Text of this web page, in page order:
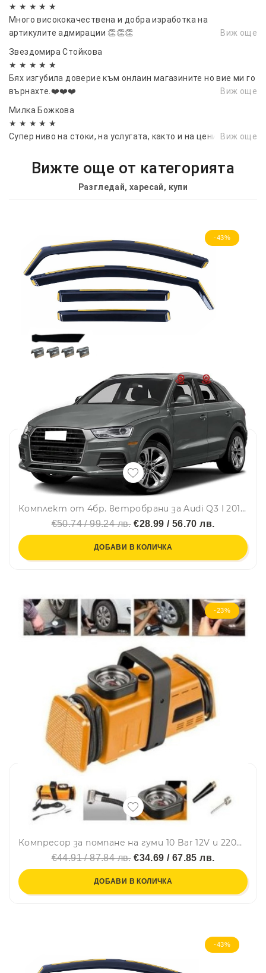
★ ★ ★ ★ ★
Много висококачествена и добра изработка на
артикулите адмирации 👏👏👏
Виж още
Звездомира Стойкова
★ ★ ★ ★ ★
Бях изгубила доверие към онлаин магазините но вие ми го
върнахте.❤️❤️❤️
Виж още
Милка Божкова
★ ★ ★ ★ ★
Супер ниво на стоки, на услугата, както и на цените.Виж още
Вижте още от категорията
Разгледай, харесай, купи
-43%
Комплект от 4бр. ветробрани за Audi Q3 I 2012 - 2018 г.
€50.74 / 99.24 лв.€28.99 / 56.70 лв.
ДОБАВИ В КОЛИЧКА
-23%
Компресор за помпане на гуми 10 Bar 12V и 220V подходящ за автомобили бусове джипове скутери велосипеди и др.
€44.91 / 87.84 лв.€34.69 / 67.85 лв.
ДОБАВИ В КОЛИЧКА
-43%